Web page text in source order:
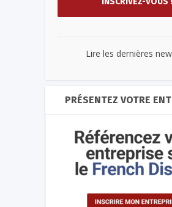
Lire les dernières
PRÉSENTEZ VOTRE